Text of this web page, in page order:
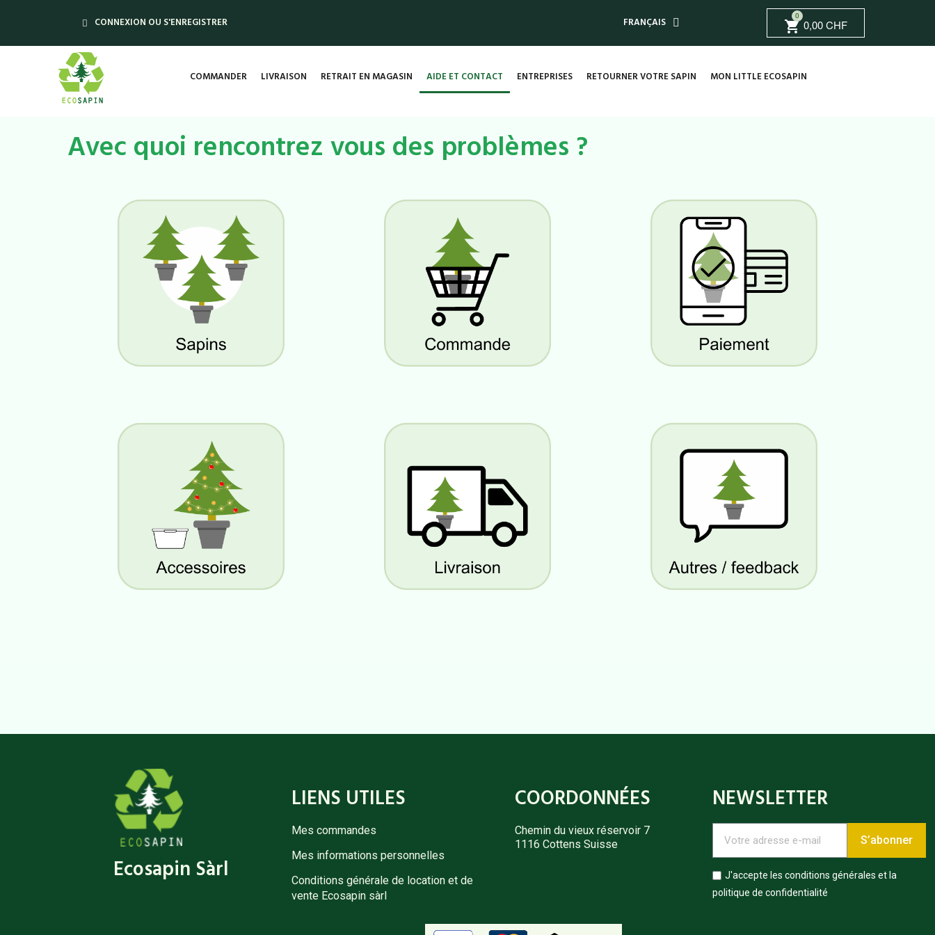
CONNEXION OU S'ENREGISTRER FRANÇAIS shopping_cart
0
0,00 CHF
COMMANDER LIVRAISON RETRAIT EN MAGASIN AIDE ET CONTACT ENTREPRISES RETOURNER VOTRE SAPIN MON LITTLE ECOSAPIN
Avec quoi rencontrez vous des problèmes ?
Ecosapin Sàrl
LIENS UTILES
Mes commandes
Mes informations personnelles
Conditions générale de location et de
vente Ecosapin sàrl
COORDONNÉES
Chemin du vieux réservoir 7
1116 Cottens Suisse
NEWSLETTER
S’abonner
J'accepte les conditions générales et la
politique de confidentialité